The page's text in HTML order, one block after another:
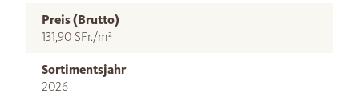
Preis (Brutto)
131,90 SFr./m²
Sortimentsjahr
2026